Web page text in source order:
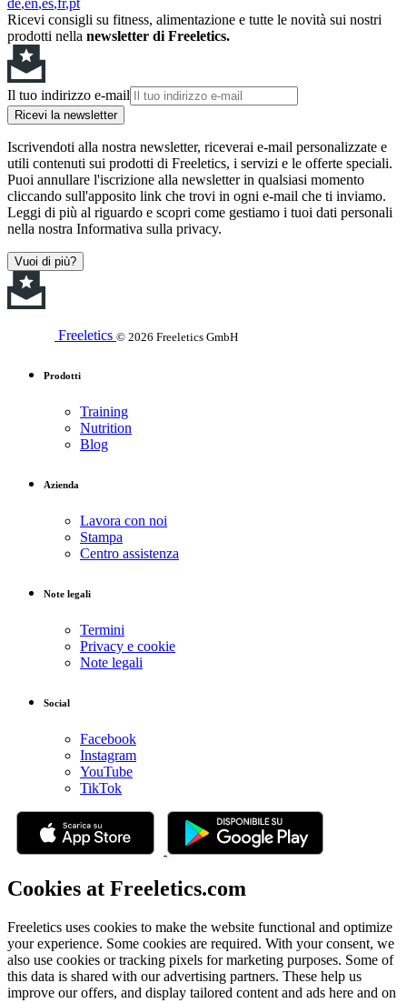
Ricevi consigli su fitness, alimentazione e tutte le novità sui nostri
prodotti nella newsletter di Freeletics.
Il tuo indirizzo e-mail
Ricevi la newsletter
Iscrivendoti alla nostra newsletter, riceverai e-mail personalizzate e
utili contenuti sui prodotti di Freeletics, i servizi e le offerte speciali.
Puoi annullare l'iscrizione alla newsletter in qualsiasi momento
cliccando sull'apposito link che trovi in ogni e-mail che ti inviamo.
Leggi di più al riguardo e scopri come gestiamo i tuoi dati personali
nella nostra Informativa sulla privacy.
Vuoi di più?
Freeletics © 2026 Freeletics GmbH
Prodotti
Training
Nutrition
Blog
Azienda
Lavora con noi
Stampa
Centro assistenza
Note legali
Termini
Privacy e cookie
Note legali
Social
Facebook
Instagram
YouTube
TikTok
Cookies at Freeletics.com
Freeletics uses cookies to make the website functional and optimize
your experience. Some cookies are required. With your consent, we
also use cookies or tracking pixels for marketing purposes. Some of
this data is shared with our advertising partners. These help us
improve our offers, and display tailored content and ads here and on